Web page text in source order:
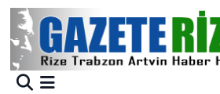
BÖLGEMİZ
Merkez Nöbetçi Eczaneler